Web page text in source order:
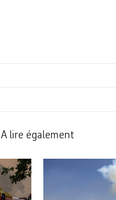
A lire également